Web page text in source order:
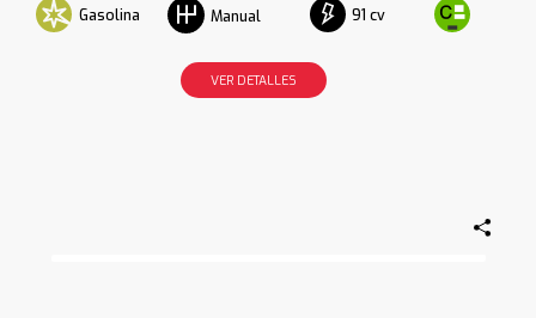
Gasolina Manual 91 cv
VER DETALLES